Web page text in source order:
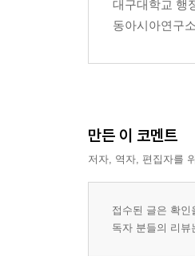
3. 비정규직 규모 /
4. 비정규직 관련 이
1. 소수자의 분류 /
1. 국제인권조약과
2. 비정규직 보호법
Ⅵ. 나가며: 향후 과제
대구대학교 행
동아시아연구
만든 이 코멘트
저자, 역자, 편집자를
접수된 글은 확인
독자 분들의 리